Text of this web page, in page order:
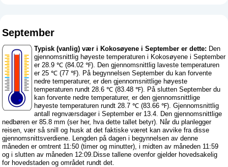
September
Typisk (vanlig) vær i Kokosøyene i September er dette: Den
gjennomsnittlig høyeste temperaturen i Kokosøyene i September
er 28.9 ℃ (84.02 ℉). Den gjennomsnittlig laveste temperaturen
er 25 ℃ (77 ℉). På begynnelsen September du kan forvente
nedre temperaturer, er den gjennomsnittlige høyeste
temperaturen rundt 28.6 ℃ (83.48 ℉). På slutten September du
kan forvente nedre temperaturer, er den gjennomsnittlige
høyeste temperaturen rundt 28.7 ℃ (83.66 ℉). Gjennomsnittlig
antall regnværsdager i September er 13.4. Den gjennomsnittlige
nedbøren er 85.8 mm (ser her, hva dette tallet betyr). Når du planlegger
reisen, vær så snill og husk at det faktiske været kan avvike fra disse
gjennomsnittsverdiene. Lengden på dagen i begynnelsen av denne
måneden er omtrent 11:50 (timer og minutter), i midten av måneden 11:59
og i slutten av måneden 12:09.Disse tallene ovenfor gjelder hovedsakelig
for hovedstaden og området rundt det.